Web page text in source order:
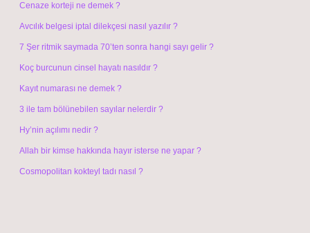
Cenaze korteji ne demek ?
Avcılık belgesi iptal dilekçesi nasıl yazılır ?
7 Şer ritmik saymada 70’ten sonra hangi sayı gelir ?
Koç burcunun cinsel hayatı nasıldır ?
Kayıt numarası ne demek ?
3 ile tam bölünebilen sayılar nelerdir ?
Hy’nin açılımı nedir ?
Allah bir kimse hakkında hayır isterse ne yapar ?
Cosmopolitan kokteyl tadı nasıl ?